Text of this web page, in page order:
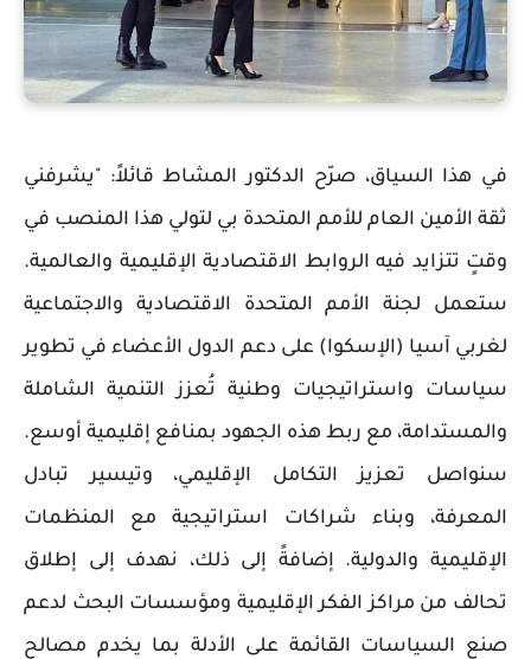
في هذا السياق، صرّح الدكتور المشاط قائلاً: "يشرفني
ثقة الأمين العام للأمم المتحدة بي لتولي هذا المنصب في
وقتٍ تتزايد فيه الروابط الاقتصادية الإقليمية والعالمية.
ستعمل لجنة الأمم المتحدة الاقتصادية والاجتماعية
لغربي آسيا (الإسكوا) على دعم الدول الأعضاء في تطوير
سياسات واستراتيجيات وطنية تُعزز التنمية الشاملة
والمستدامة، مع ربط هذه الجهود بمنافع إقليمية أوسع.
سنواصل تعزيز التكامل الإقليمي، وتيسير تبادل
المعرفة، وبناء شراكات استراتيجية مع المنظمات
الإقليمية والدولية. إضافةً إلى ذلك، نهدف إلى إطلاق
تحالف من مراكز الفكر الإقليمية ومؤسسات البحث لدعم
صنع السياسات القائمة على الأدلة بما يخدم مصالح